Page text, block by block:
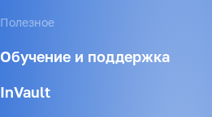
Полезное
Обучение и поддержка
InVault